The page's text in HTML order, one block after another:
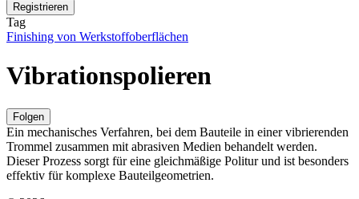
Registrieren
Tag
Finishing von Werkstoffoberflächen
Vibrationspolieren
Folgen
Ein mechanisches Verfahren, bei dem Bauteile in einer vibrierenden
Trommel zusammen mit abrasiven Medien behandelt werden.
Dieser Prozess sorgt für eine gleichmäßige Politur und ist besonders
effektiv für komplexe Bauteilgeometrien.